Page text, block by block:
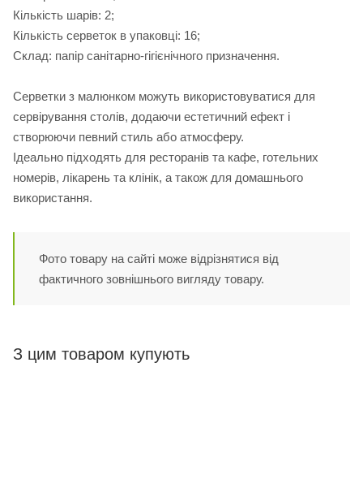
Кількість шарів: 2;
Кількість серветок в упаковці: 16;
Склад: папір санітарно-гігієнічного призначення.
Серветки з малюнком можуть використовуватися для
сервірування столів, додаючи естетичний ефект і
створюючи певний стиль або атмосферу.
Ідеально підходять для ресторанів та кафе, готельних
номерів, лікарень та клінік, а також для домашнього
використання.
Фото товару на сайті може відрізнятися від
фактичного зовнішнього вигляду товару.
З цим товаром купують